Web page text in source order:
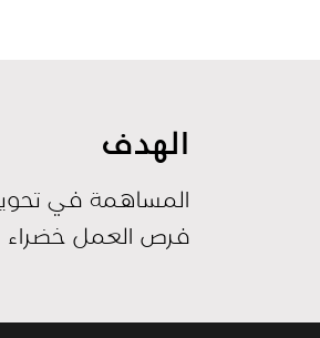
الهدف
المساهمة في
فرص العمل خضراء